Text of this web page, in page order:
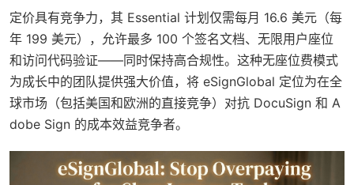
定价具有竞争力，其 Essential 计划仅需每月 16.6 美元（每
年 199 美元），允许最多 100 个签名文档、无限用户座位
和访问代码验证——同时保持高合规性。这种无座位费模式
为成长中的团队提供强大价值，将 eSignGlobal 定位为在全
球市场（包括美国和欧洲的直接竞争）对抗 DocuSign 和 A
dobe Sign 的成本效益竞争者。